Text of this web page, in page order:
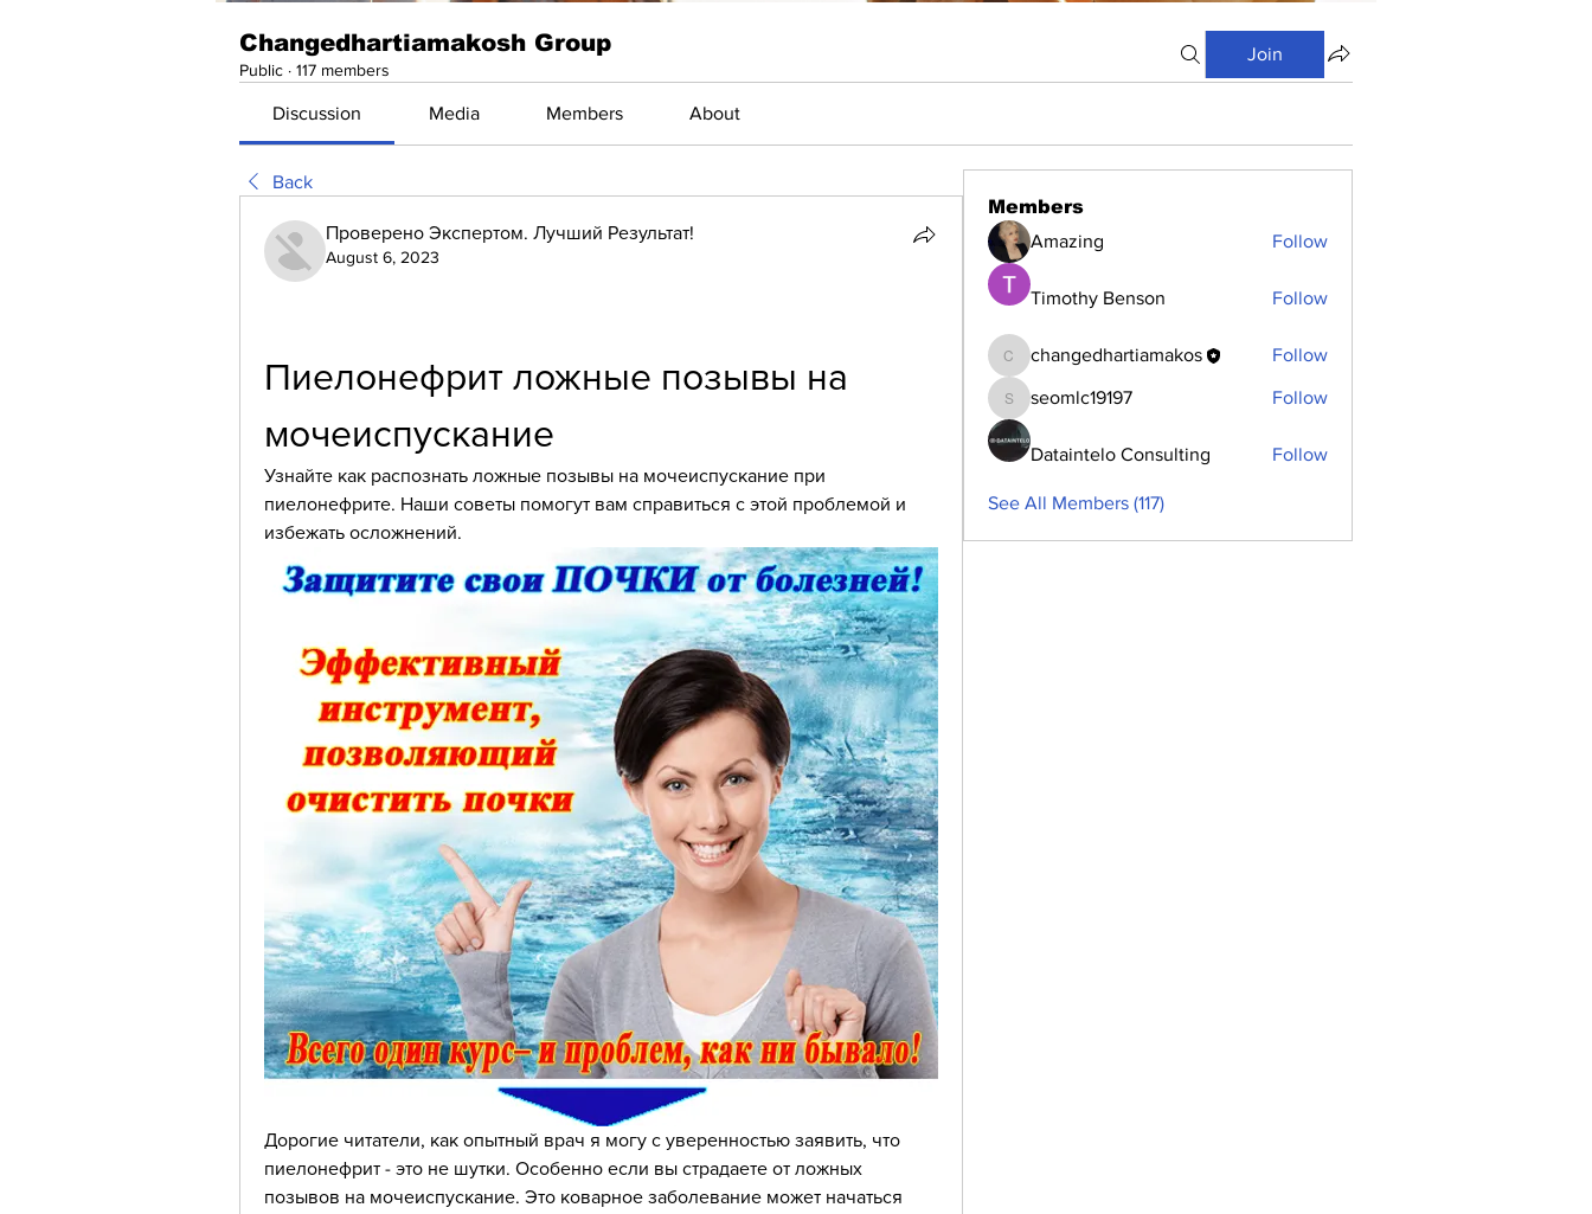
Changedhartiamakosh Group
Public · 117 members
Join
Discussion Media Members About
Back
Проверено Экспертом. Лучший Результат!
August 6, 2023
Пиелонефрит ложные позывы на
мочеиспускание
Узнайте как распознать ложные позывы на мочеиспускание при
пиелонефрите. Наши советы помогут вам справиться с этой проблемой и
избежать осложнений.
Дорогие читатели, как опытный врач я могу с уверенностью заявить, что
пиелонефрит - это не шутки. Особенно если вы страдаете от ложных
позывов на мочеиспускание. Это коварное заболевание может начаться
Members
Amazing
Follow
Timothy Benson Follow
changedhartiamakos
changedhartiamakos Follow
seomlc19197
seomlc19197 Follow
Dataintelo Consulting Follow
See All Members (117)